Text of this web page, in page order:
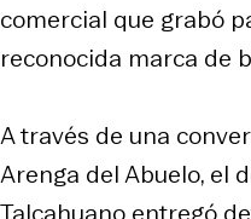
comercial que grabó
reconocida marca de
A través de una
Arenga del Abuelo, el